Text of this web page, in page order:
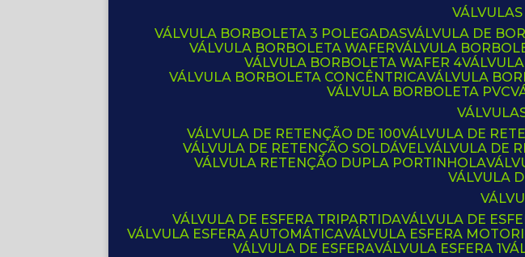
VÁLVULA BORBOLETA 3 POLEGADAS VÁLVULA DE
VÁLVULA BORBOLETA WAFER VÁLVULA
VÁLVULA BORBOLETA WAFER 4
VÁLVULA BORBOLETA CONCÊNTRICA VÁLVULA
VÁLVULA BORBOLETA PVC
VÁLVULA DE RETENÇÃO DE 100 VÁLVULA DE
VÁLVULA DE RETENÇÃO SOLDÁVEL VÁLVULA DE
VÁLVULA RETENÇÃO DUPLA PORTINHOLA
VÁLVULA
VÁLVULA DE ESFERA TRIPARTIDA VÁLVULA DE
VÁLVULA ESFERA AUTOMÁTICA VÁLVULA ESFERA
VÁLVULA DE ESFERA VÁLVULA ESFERA 1